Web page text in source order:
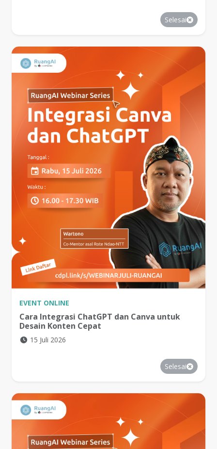
Selesai
EVENT ONLINE
Cara Integrasi ChatGPT dan Canva untuk
Desain Konten Cepat
15 Juli 2026
Selesai